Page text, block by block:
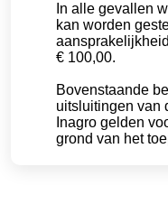
In alle gevallen
kan worden
€ 100,00.
Bovenstaande
uitsluitingen van
Inagro gelden
grond van het